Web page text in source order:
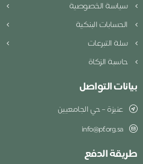
سياسة الخصوصية
الحسابات البنكية
سلة التبرعات
حاسبة الزكاة
بيانات التواصل
عنيزة – حي الجامعيين
info@pf.org.sa
طريقة الدفع